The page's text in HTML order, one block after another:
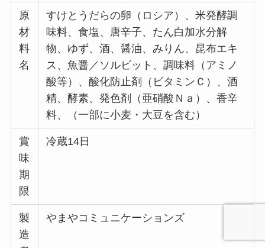
原
材
料
名
すけとうだらの卵（ロシア）、米発酵調
味料、食塩、唐辛子、たん白加水分解
物、ゆず、酒、醤油、みりん、昆布エキ
ス、魚醤／ソルビット、調味料（アミノ
酸等）、酸化防止剤（ビタミンＣ）、酒
精、酵素、発色剤（亜硝酸Ｎａ）、香辛
料、（一部に小麦・大豆を含む）
賞
味
期
限
冷蔵14日
製
造
やまやコミュニケーションズ